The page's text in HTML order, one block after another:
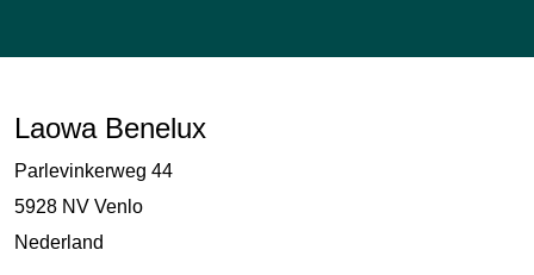
Laowa Benelux
Parlevinkerweg 44
5928 NV Venlo
Nederland